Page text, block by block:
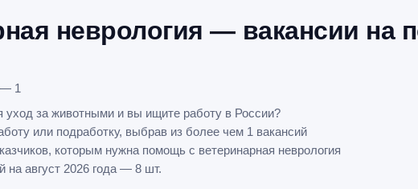
неврология — вакансии на
1
уход за животными и вы ищите работу в России?
или подработку, выбрав из более чем 1 вакансий
которым нужна помощь с ветеринарная неврология
на август 2026 года — 8 шт.